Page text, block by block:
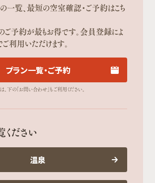
一覧、最短の空室確認・ご予約はこち
ご予約が最もお得です。会員登録によ
利用いただけます。
プラン一覧・ご予約
下の「お問い合わせ」もご利用ください。
ください
温泉